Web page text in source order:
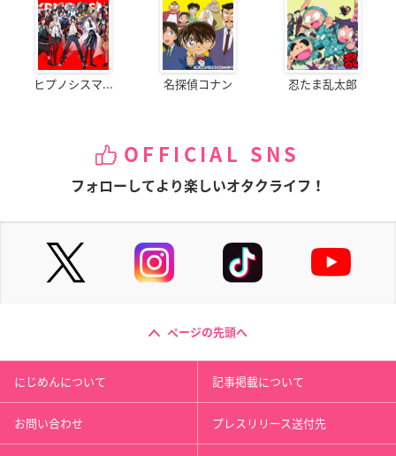
ヒプノシスマ... 名探偵コナン 忍たま乱太郎
OFFICIAL SNS
フォローしてより楽しいオタクライフ！
ページの先頭へ
にじめんについて 記事掲載について
お問い合わせ プレスリリース送付先